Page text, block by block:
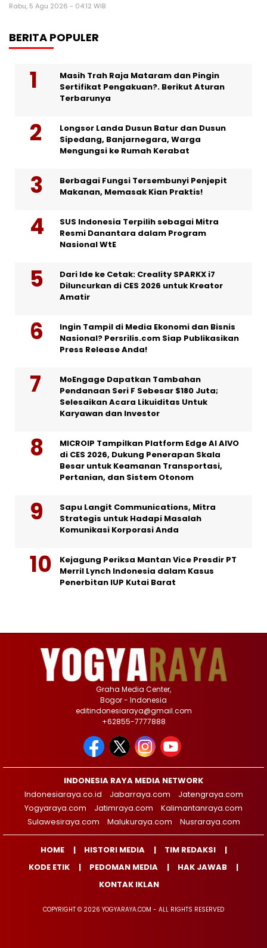
Rabu, 5 Agu 2026 - 04:12 WIB
BERITA POPULER
Masih Trah Raja Mataram dan Pingin
Sertifikat Pengakuan?. Berikut Aturan
Terbarunya
Longsor Landa Dusun Batur dan Dusun
Sipedang, Banjarnegara, Warga
Mengungsi ke Rumah Kerabat
Berbagai Fungsi Tersembunyi Penjepit
Makanan, Memasak Kian Praktis!
SUS Indonesia Terpilih sebagai Mitra
Resmi Danantara dalam Program
Nasional WtE
Dari Ide ke Cetak: Creality SPARKX i7
Diluncurkan di CES 2026 untuk Kreator
Amatir
Ingin Tampil di Media Ekonomi dan Bisnis
Nasional? Persrilis.com Siap Publikasikan
Press Release Anda!
MoEngage Dapatkan Tambahan
Pendanaan Seri F Sebesar $180 Juta;
Selesaikan Acara Likuiditas Untuk
Karyawan dan Investor
MICROIP Tampilkan Platform Edge AI AIVO
di CES 2026, Dukung Penerapan Skala
Besar untuk Keamanan Transportasi,
Pertanian, dan Sistem Otonom
Sapu Langit Communications, Mitra
Strategis untuk Hadapi Masalah
Komunikasi Korporasi Anda
Kejagung Periksa Mantan Vice Presdir PT
Merril Lynch Indonesia dalam Kasus
Penerbitan IUP Kutai Barat
Graha Media Center,
Bogor - Indonesia
editindonesiaraya@gmail.com
+62855-7777888
INDONESIA RAYA MEDIA NETWORK
Indonesiaraya.co.id
Jabarraya.com
Jatengraya.com
Yogyaraya.com
Jatimraya.com
Kalimantanraya.com
Sulawesiraya.com
Malukuraya.com Nusraraya.com
HOME HISTORI MEDIA
TIM REDAKSI
KODE ETIK
PEDOMAN MEDIA
HAK JAWAB
KONTAK IKLAN
COPYRIGHT © 2026 YOGYARAYA.COM - ALL RIGHTS RESERVED